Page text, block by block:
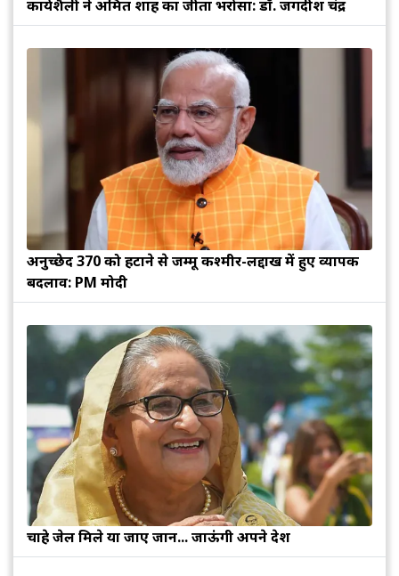
कार्यशैली ने अमित शाह का जीता भरोसा: डॉ. जगदीश चंद्र
अनुच्छेद 370 को हटाने से जम्मू कश्मीर-लद्दाख में हुए व्यापक
बदलाव: PM मोदी
चाहे जेल मिले या जाए जान... जाऊंगी अपने देश